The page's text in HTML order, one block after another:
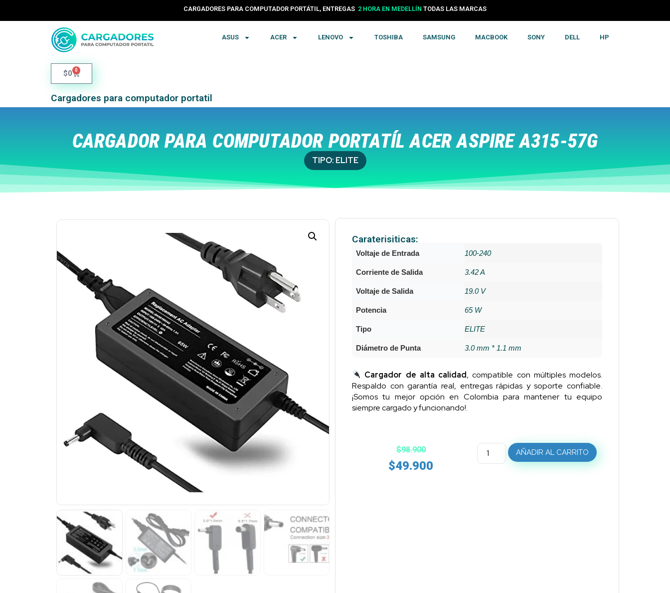
CARGADORES PARA COMPUTADOR PORTÁTIL, ENTREGAS 2 HORA EN MEDELLÍN
24 HORAS EN COLOMBIA TODAS LAS MARCAS
ASUS ACER LENOVO TOSHIBA SAMSUNG MACBOOK SONY DELL HP
$0 0
Cargadores para computador portatil
CARGADOR PARA COMPUTADOR PORTATÍL ACER ASPIRE A315-57G
TIPO: ELITE
Caraterisiticas:
Voltaje de Entrada 100-240
Corriente de Salida 3.42 A
Voltaje de Salida 19.0 V
Potencia 65 W
Tipo ELITE
Diámetro de Punta 3.0 mm * 1.1 mm
Cargador de alta calidad, compatible con múltiples modelos.
Respaldo con garantía real, entregas rápidas y soporte confiable.
¡Somos tu mejor opción en Colombia para mantener tu equipo
siempre cargado y funcionando!.
$98.900
$49.900
AÑADIR AL CARRITO